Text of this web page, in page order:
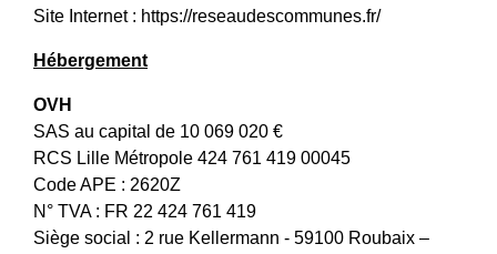
Site Internet : https://reseaudescommunes.fr/
Hébergement
OVH
SAS au capital de 10 069 020 €
RCS Lille Métropole 424 761 419 00045
Code APE : 2620Z
N° TVA : FR 22 424 761 419
Siège social : 2 rue Kellermann - 59100 Roubaix –